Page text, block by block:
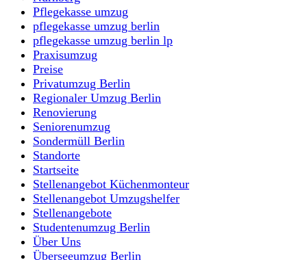
Pflegekasse umzug
pflegekasse umzug berlin
pflegekasse umzug berlin lp
Praxisumzug
Preise
Privatumzug Berlin
Regionaler Umzug Berlin
Renovierung
Seniorenumzug
Sondermüll Berlin
Standorte
Startseite
Stellenangebot Küchenmonteur
Stellenangebot Umzugshelfer
Stellenangebote
Studentenumzug Berlin
Über Uns
Überseeumzug Berlin